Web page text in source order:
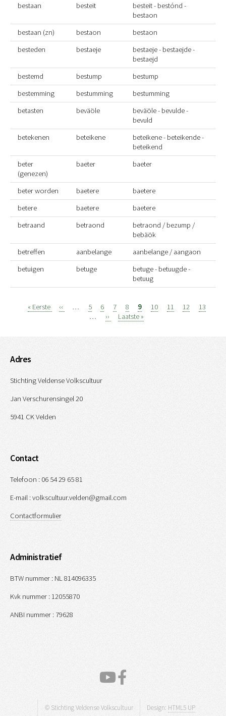
bestaan
besteit
besteit - bestónd -
bestaon
bestaan (zn)
bestaon
bestaon
besteden
bestaeje
bestaeje - bestaejde -
bestaejd
bestemd
bestump
bestump
bestemming
bestumming
bestumming
betasten
beväöle
beväöle - bevulde -
bevuld
betekenen
beteikene
beteikene - beteikende -
beteikend
beter
(genezen)
baeter baeter
beter worden baetere
baetere
betere
baetere
baetere
betraand
betraond
betraond / bezump /
bebäök
betreffen
aanbelange
aanbelange / aangaon
betuigen
betuge
betuge - betuugde -
betuug
Paginatie
Eerste
« Eerste
Vorige
‹‹ … Page
5 Page
6 Page
7 Page
8 Page
9 Page
10 Page
11 Page
12 Page
13
…
Volgende
››
Laatste
Laatste »
Adres
Stichting Veldense Volkscultuur
Jan Verschurensingel 20
5941 CK Velden
Contact
Telefoon : 06 54 29 65 81
E-mail : volkscultuur.velden@gmail.com
Contactformulier
Administratief
BTW nummer : NL 814096335
Kvk nummer : 12055870
ANBI nummer : 79628
© Stichting Veldense Volkscultuur Design: HTML5 UP